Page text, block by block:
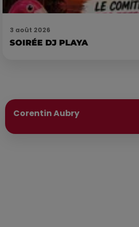
3 août 2026
SOIRÉE DJ PLAYA
Corentin Aubry